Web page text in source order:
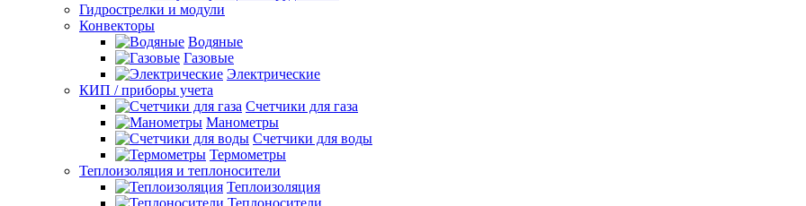
Гидрострелки и модули
Конвекторы
Водяные
Газовые
Электрические
КИП / приборы учета
Счетчики для газа
Манометры
Счетчики для воды
Термометры
Теплоизоляция и теплоносители
Теплоизоляция
Теплоносители